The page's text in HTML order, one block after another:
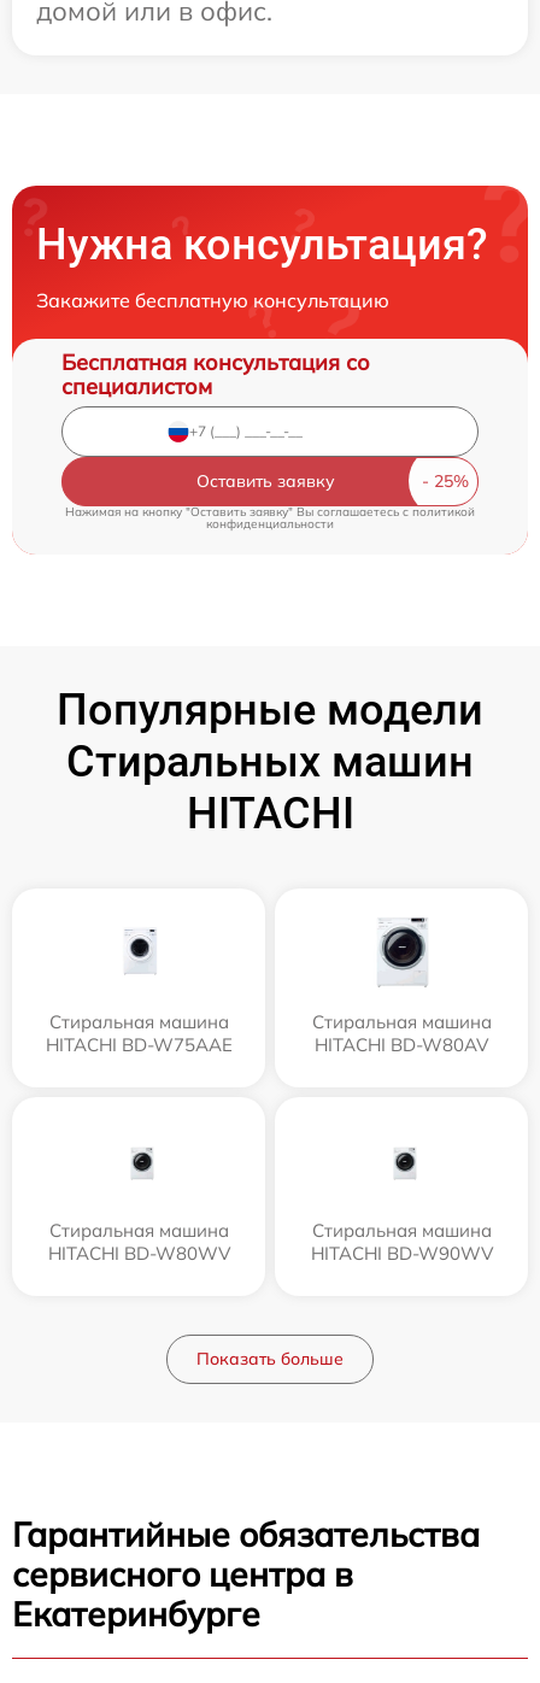
домой или в офис.
Нужна консультация?
Закажите бесплатную консультацию
Бесплатная консультация со
специалистом
Оставить заявку
Нажимая на кнопку "Оставить заявку" Вы соглашаетесь cполитикой
конфиденциальности
Популярные модели
Стиральных машин
HITACHI
Стиральная машина
HITACHI BD-W75AAE
Стиральная машина
HITACHI BD-W80AV
Стиральная машина
HITACHI BD-W80WV
Стиральная машина
HITACHI BD-W90WV
Показать больше
Гарантийные обязательства
сервисного центра в
Екатеринбурге